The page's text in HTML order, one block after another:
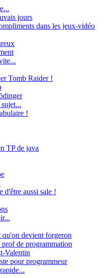
jours
dans les jeux-vidéo
Tomb Raider !
!
TP de java
d'être aussi sale !
qu'on devient forgeron
prof de programmation
Valentin
pour programmeur